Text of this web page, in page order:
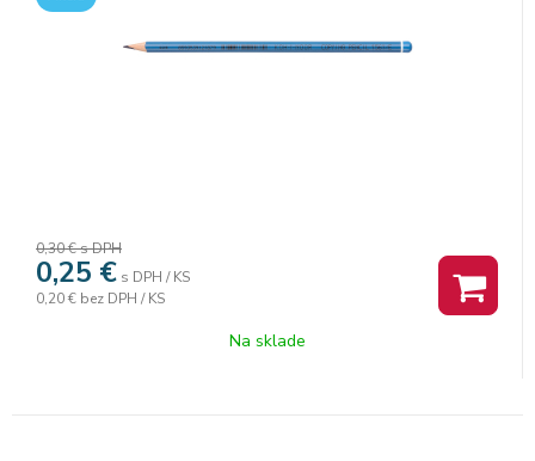
0,30 €s DPH
0,25 € s DPH / KS
0,20 € bez DPH / KS
Na sklade